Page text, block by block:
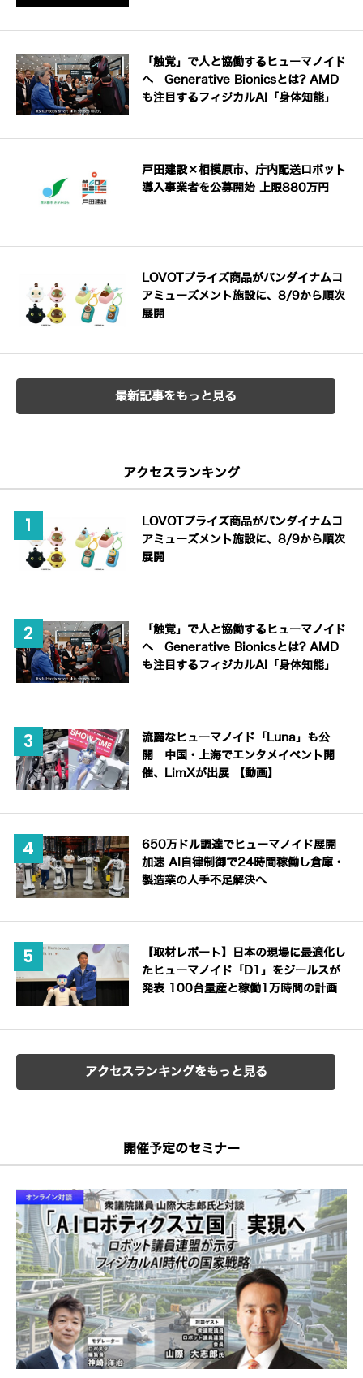
「触覚」で人と協働するヒューマノイド
へ Generative Bionicsとは? AMD
も注目するフィジカルAI「身体知能」
戸田建設×相模原市、庁内配送ロボット
導入事業者を公募開始 上限880万円
LOVOTプライズ商品がバンダイナムコ
アミューズメント施設に、8/9から順次
展開
最新記事をもっと見る
アクセスランキング
LOVOTプライズ商品がバンダイナムコ
アミューズメント施設に、8/9から順次
展開
「触覚」で人と協働するヒューマノイド
へ Generative Bionicsとは? AMD
も注目するフィジカルAI「身体知能」
流麗なヒューマノイド「Luna」も公
開 中国・上海でエンタメイベント開
催、LimXが出展 【動画】
650万ドル調達でヒューマノイド展開
加速 AI自律制御で24時間稼働し倉庫・
製造業の人手不足解決へ
【取材レポート】日本の現場に最適化し
たヒューマノイド「D1」をジールスが
発表 100台量産と稼働1万時間の計画
アクセスランキングをもっと見る
開催予定のセミナー